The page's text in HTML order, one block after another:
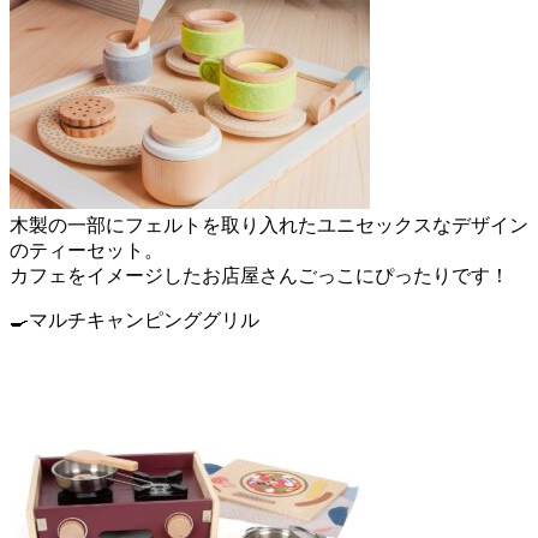
木製の一部にフェルトを取り入れたユニセックスなデザイン
のティーセット。
カフェをイメージしたお店屋さんごっこにぴったりです！
🍳マルチキャンピンググリル